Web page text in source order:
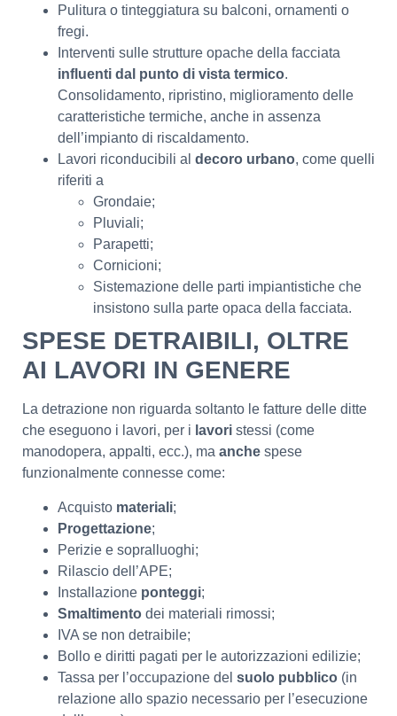
Pulitura o tinteggiatura su balconi, ornamenti o
fregi.
Interventi sulle strutture opache della facciata
influenti dal punto di vista termico.
Consolidamento, ripristino, miglioramento delle
caratteristiche termiche, anche in assenza
dell’impianto di riscaldamento.
Lavori riconducibili al decoro urbano, come quelli
riferiti a
Grondaie;
Pluviali;
Parapetti;
Cornicioni;
Sistemazione delle parti impiantistiche che
insistono sulla parte opaca della facciata.
SPESE DETRAIBILI, OLTRE
AI LAVORI IN GENERE
La detrazione non riguarda soltanto le fatture delle ditte
che eseguono i lavori, per i lavori stessi (come
manodopera, appalti, ecc.), ma anche spese
funzionalmente connesse come:
Acquisto materiali;
Progettazione;
Perizie e sopralluoghi;
Rilascio dell’APE;
Installazione ponteggi;
Smaltimento dei materiali rimossi;
IVA se non detraibile;
Bollo e diritti pagati per le autorizzazioni edilizie;
Tassa per l’occupazione del suolo pubblico (in
relazione allo spazio necessario per l’esecuzione